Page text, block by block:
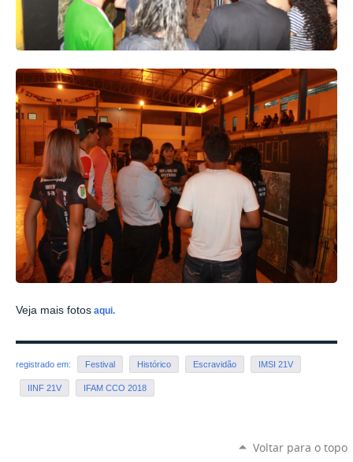
Veja mais fotos aqui.
registrado em: Festival Histórico Escravidão IMSI 21V
IINF 21V IFAM CCO 2018
Voltar para o topo